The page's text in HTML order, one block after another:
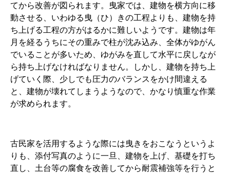
てから改善が図られます。曳家では、建物を横方向に移
動させる、いわゆる曳（ひ）きの工程よりも、建物を持
ち上げる工程の方がはるかに難しいようです。建物は年
月を経るうちにその重みで柱が沈み込み、全体がゆがん
でいることが多いため、ゆがみを直して水平に戻しなが
ら持ち上げなければなりません。しかし、建物を持ち上
げていく際、少しでも圧力のバランスをかけ間違える
と、建物が壊れてしまうようなので、かなり慎重な作業
が求められます。
古民家を活用するような際には曳きをおこなうというよ
りも、添付写真のように一旦、建物を上げ、基礎を打ち
直し、土台等の腐食を改善してから耐震補強等を行うと